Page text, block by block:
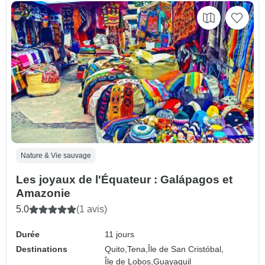
Nature & Vie sauvage
Les joyaux de l'Équateur : Galápagos et
Amazonie
5.0 (1 avis)
Durée
11 jours
Destinations
Quito,Tena, Île de San Cristóbal,
Île de Lobos,Guayaquil